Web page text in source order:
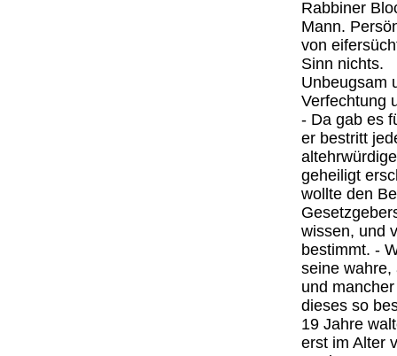
Rabbiner
Mann.
von
Sinn nichts.
Unbeugsam
Verfechtung
- Da gab es
er bestritt
geheiligt
wollte den
wissen, und
bestimmt. -
seine wahre,
und
dieses so
19 Jahre
erst im Alter